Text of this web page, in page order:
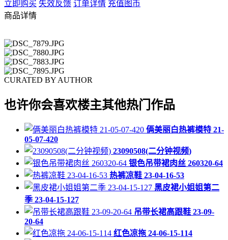
立即购买 失效反馈 订单详情 充值图币
商品详情
CURATED BY AUTHOR
也许你会喜欢楼主其他热门作品
俩美丽白热裤模特 21-
05-07-420
23090508(二分钟视频)
银色吊带裙肉丝 260320-64
热裤凉鞋 23-04-16-53
黑皮裙小姐姐第二
季 23-04-15-127
吊带长裙高跟鞋 23-09-
20-64
红色凉拖 24-06-15-114